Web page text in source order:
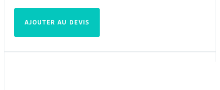
AJOUTER AU DEVIS